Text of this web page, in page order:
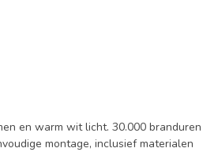
en warm wit licht. 30.000 branduren
montage, inclusief materialen